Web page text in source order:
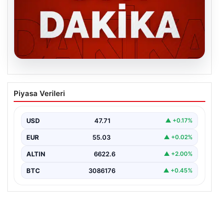
MGK’den 8 maddelik kritik bildiri: Dikkat
çeken ‘Terörsüz Bölge’ vurgusu
Piyasa Verileri
USD 47.71 ▲ +0.17%
EUR 55.03 ▲ +0.02%
ALTIN 6622.6 ▲ +2.00%
BTC 3086176 ▲ +0.45%